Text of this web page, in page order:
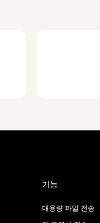
기능
대용량 파일 전송